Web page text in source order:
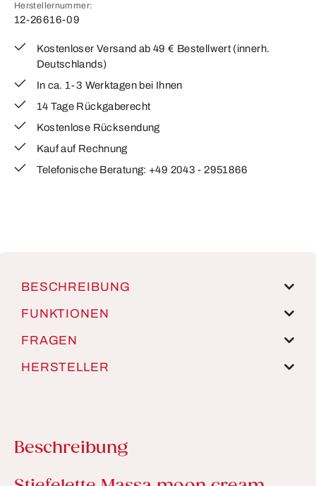
Herstellernummer:
12-26616-09
Kostenloser Versand ab 49 € Bestellwert (innerh.
Deutschlands)
In ca. 1-3 Werktagen bei Ihnen
14 Tage Rückgaberecht
Kostenlose Rücksendung
Kauf auf Rechnung
Telefonische Beratung: +49 2043 - 2951866
BESCHREIBUNG
FUNKTIONEN
FRAGEN
HERSTELLER
Beschreibung